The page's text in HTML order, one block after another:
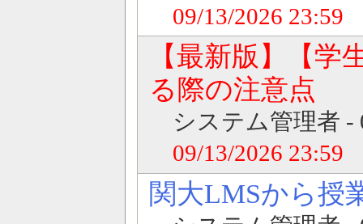
09/13/2026 23:59
【最新版】【
る際の注意点
システム管理者 -
09/13/2026 23:59
関大LMSから授